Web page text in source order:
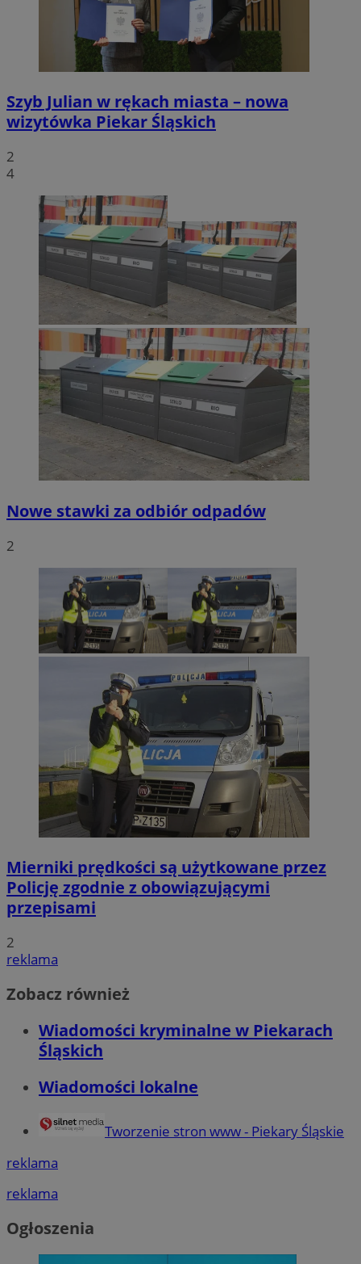
Szyb Julian w rękach miasta – nowa
wizytówka Piekar Śląskich
2
4
Nowe stawki za odbiór odpadów
2
Mierniki prędkości są użytkowane przez
Policję zgodnie z obowiązującymi
przepisami
2
reklama
Zobacz również
Wiadomości kryminalne w Piekarach
Śląskich
Wiadomości lokalne
Tworzenie stron www - Piekary Śląskie
reklama
reklama
Ogłoszenia